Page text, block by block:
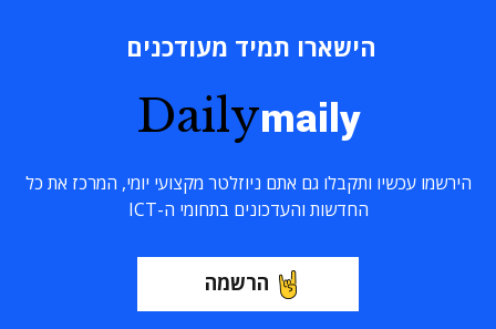
הישארו תמיד מעודכנים
Dailymaily
הירשמו עכשיו ותקבלו גם אתם ניוזלטר מקצועי יומי, המרכז את כל
החדשות והעדכונים בתחומי ה-ICT
הרשמה